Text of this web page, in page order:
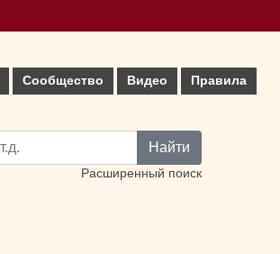
Сообщество Видео Правила
Найти
Расширенный поиск